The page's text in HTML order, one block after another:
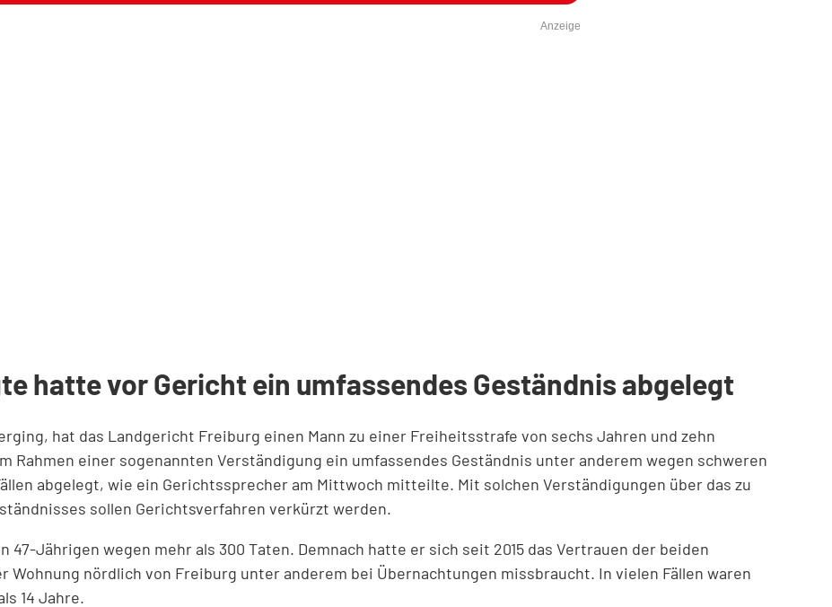
Anzeige
hatte vor Gericht ein umfassendes Geständnis abgelegt
hat das Landgericht Freiburg einen Mann zu einer Freiheitsstrafe von sechs Jahren und zehn
Rahmen einer sogenannten Verständigung ein umfassendes Geständnis unter anderem wegen schweren
abgelegt, wie ein Gerichtssprecher am Mittwoch mitteilte. Mit solchen Verständigungen über das zu
sollen Gerichtsverfahren verkürzt werden.
Jährigen wegen mehr als 300 Taten. Demnach hatte er sich seit 2015 das Vertrauen der beiden
Wohnung nördlich von Freiburg unter anderem bei Übernachtungen missbraucht. In vielen Fällen waren
14 Jahre.